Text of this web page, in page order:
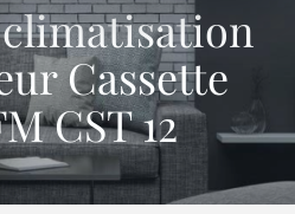
Cassette
CST 12